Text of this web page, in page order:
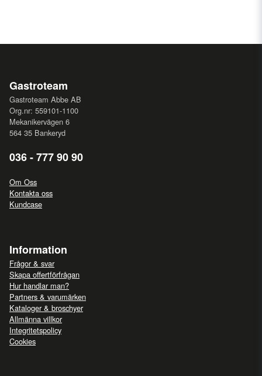
Gastroteam
Gastroteam Abbe AB
Org.nr: 559101-1100
Mekanikervägen 6
564 35 Bankeryd
036 - 777 90 90
Om Oss
Kontakta oss
Kundcase
Information
Frågor & svar
Skapa offertförfrågan
Hur handlar man?
Partners & varumärken
Kataloger & broschyer
Allmänna villkor
Integritetspolicy
Cookies